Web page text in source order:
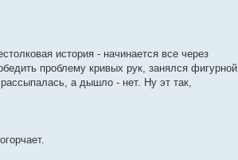
история - начинается все через
проблему кривых рук, занялся фигурной
а дышло - нет. Ну эт так,